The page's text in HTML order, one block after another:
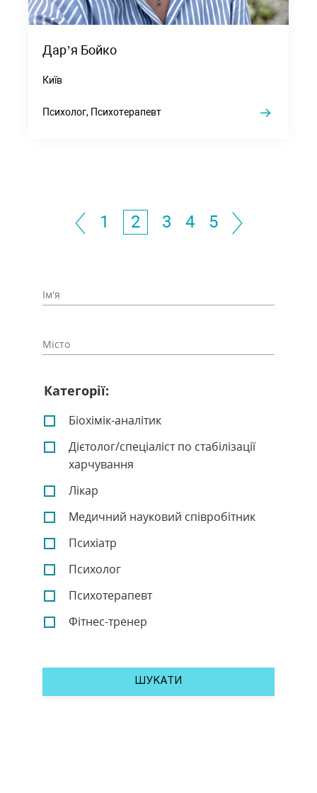
Дарʼя Бойко
Київ
Психолог, Психотерапевт
1 2 3 4 5
Категорії:
Біохімік-аналітик
Дієтолог/спеціаліст по стабілізації
харчування
Лікар
Медичний науковий співробітник
Психіатр
Психолог
Психотерапевт
Фітнес-тренер
ШУКАТИ